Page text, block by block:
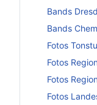
Bands
Bands
Fotos
Fotos
Fotos
Fotos